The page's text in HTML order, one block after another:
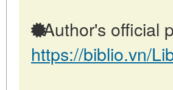
Author's official
https://biblio.vn/